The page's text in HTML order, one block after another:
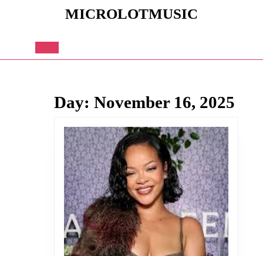
MICROLOTMUSIC
Open
Day: November 16, 2025